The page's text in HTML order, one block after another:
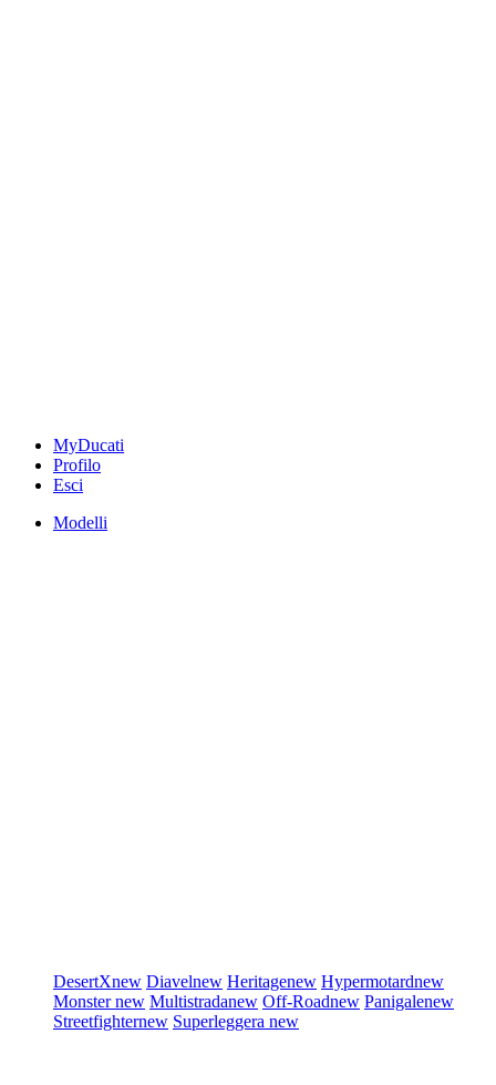
MyDucati
Profilo
Esci
Modelli
DesertXnew Diavelnew Heritagenew Hypermotardnew
Monsternew Multistradanew Off-Roadnew Panigalenew
Streetfighternew Superleggera new